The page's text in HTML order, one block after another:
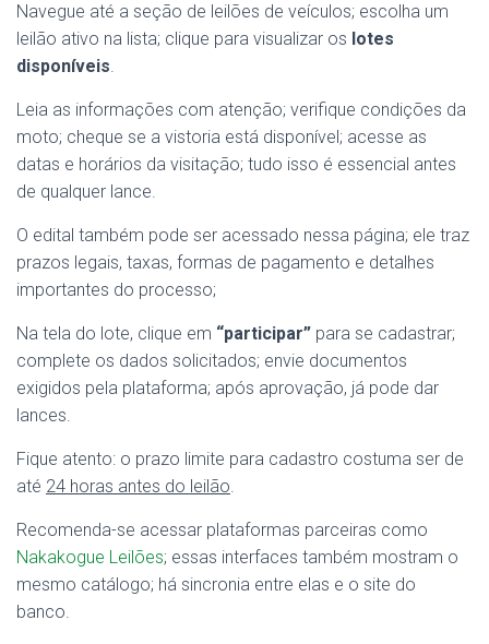
Navegue até a seção de leilões de veículos; escolha um
leilão ativo na lista; clique para visualizar os lotes
disponíveis.
Leia as informações com atenção; verifique condições da
moto; cheque se a vistoria está disponível; acesse as
datas e horários da visitação; tudo isso é essencial antes
de qualquer lance.
O edital também pode ser acessado nessa página; ele traz
prazos legais, taxas, formas de pagamento e detalhes
importantes do processo;
Na tela do lote, clique em “participar” para se cadastrar;
complete os dados solicitados; envie documentos
exigidos pela plataforma; após aprovação, já pode dar
lances.
Fique atento: o prazo limite para cadastro costuma ser de
até 24 horas antes do leilão.
Recomenda-se acessar plataformas parceiras como
Nakakogue Leilões; essas interfaces também mostram o
mesmo catálogo; há sincronia entre elas e o site do
banco.